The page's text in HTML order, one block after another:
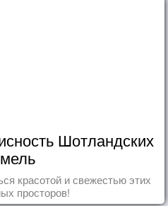
Шотландских
красотой и свежестью этих
просторов!